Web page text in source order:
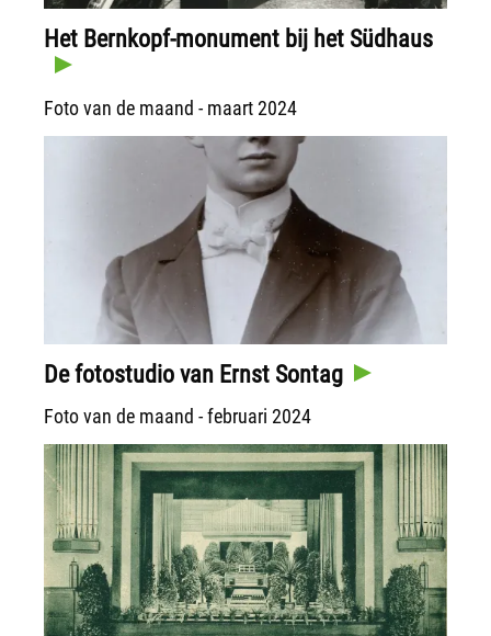
Het Bernkopf-monument bij het Südhaus
Foto van de maand - maart 2024
De fotostudio van Ernst Sontag
Foto van de maand - februari 2024